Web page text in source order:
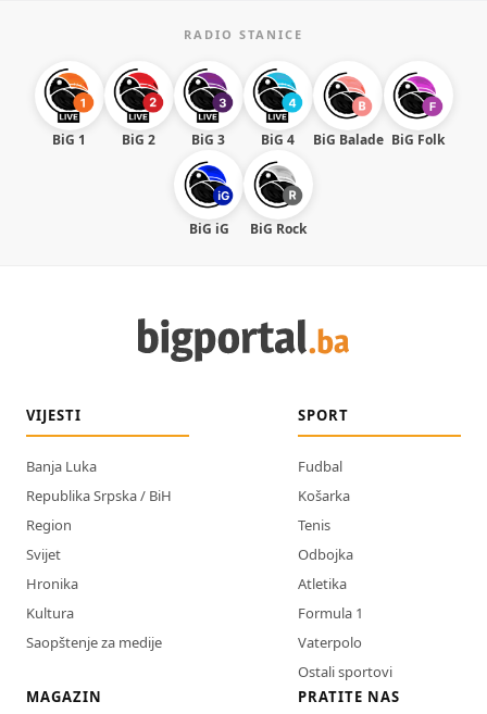
RADIO STANICE
BiG 1 BiG 2 BiG 3 BiG 4 BiG Balade BiG Folk
BiG iG BiG Rock
VIJESTI
Banja Luka
Republika Srpska / BiH
Region
Svijet
Hronika
Kultura
Saopštenje za medije
SPORT
Fudbal
Košarka
Tenis
Odbojka
Atletika
Formula 1
Vaterpolo
Ostali sportovi
MAGAZIN
PRATITE NAS